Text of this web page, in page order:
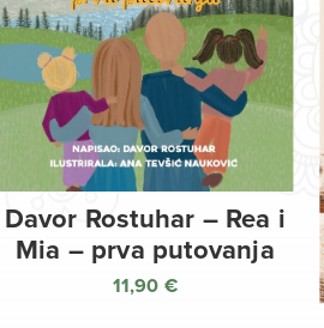
Davor Rostuhar – Rea i
Mia – prva putovanja
11,90 €